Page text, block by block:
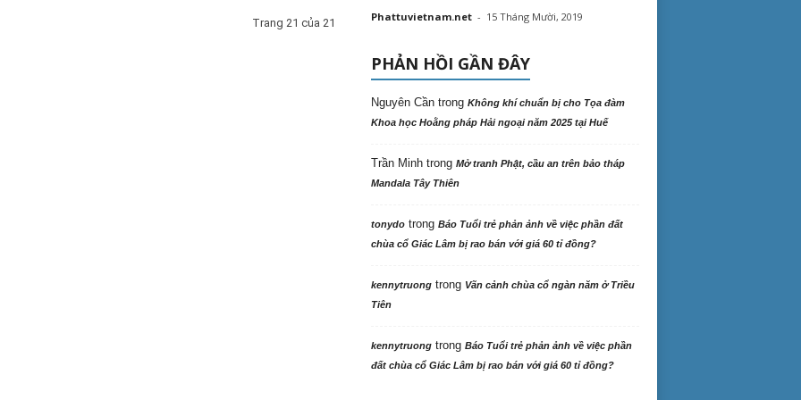
Trang 21 của 21 Phattuvietnam.net - 15 Tháng Mười, 2019
PHẢN HỒI GẦN ĐÂY
Nguyên Cầntrong Không khí chuẩn bị cho Tọa đàm
Khoa học Hoằng pháp Hải ngoại năm 2025 tại Huế
Trần Minhtrong Mở tranh Phật, cầu an trên bảo tháp
Mandala Tây Thiên
tonydotrong Báo Tuổi trẻ phản ảnh về việc phần đất
chùa cổ Giác Lâm bị rao bán với giá 60 tỉ đồng?
kennytruongtrong Vãn cảnh chùa cổ ngàn năm ở Triều
Tiên
kennytruongtrong Báo Tuổi trẻ phản ảnh về việc phần
đất chùa cổ Giác Lâm bị rao bán với giá 60 tỉ đồng?